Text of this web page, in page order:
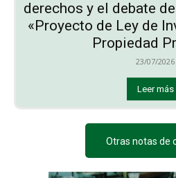
derechos y el debate
«Proyecto de Ley de
Propiedad
23/07/2026
Leer más
Otras notas de